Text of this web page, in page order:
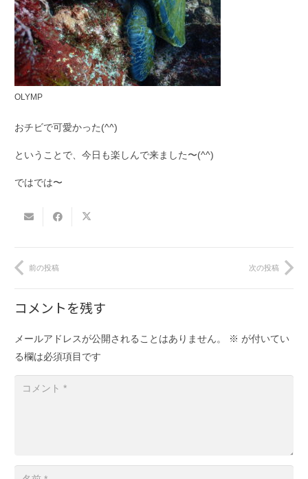
OLYMP
おチビで可愛かった(^^)
ということで、今日も楽しんで来ました〜(^^)
ではでは〜
前の投稿 次の投稿
コメントを残す
メールアドレスが公開されることはありません。 ※ が付いてい
る欄は必須項目です